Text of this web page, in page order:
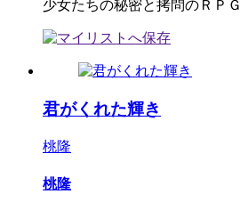
少女たちの秘密と拷問のＲＰＧ
君がくれた輝き
桃隆
桃隆